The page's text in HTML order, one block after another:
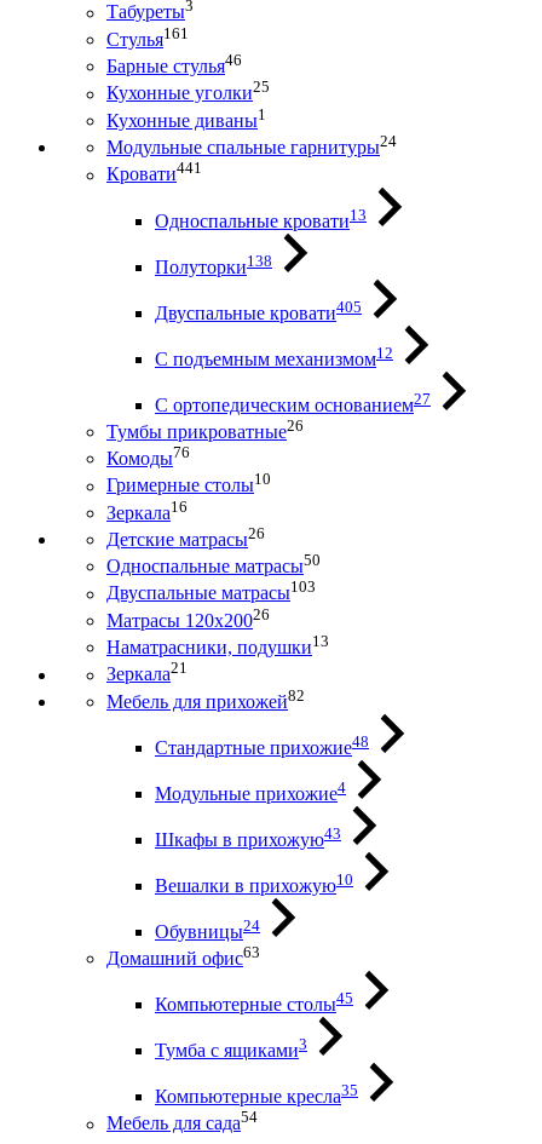
Табуреты3
Стулья161
Барные стулья46
Кухонные уголки25
Кухонные диваны1
Модульные спальные гарнитуры24
Кровати441
Односпальные кровати13
Полуторки138
Двуспальные кровати405
С подъемным механизмом12
С ортопедическим основанием27
Тумбы прикроватные26
Комоды76
Гримерные столы10
Зеркала16
Детские матрасы26
Односпальные матрасы50
Двуспальные матрасы103
Матрасы 120х20026
Наматрасники, подушки13
Зеркала21
Мебель для прихожей82
Стандартные прихожие48
Модульные прихожие4
Шкафы в прихожую43
Вешалки в прихожую10
Обувницы24
Домашний офис63
Компьютерные столы45
Тумба с ящиками3
Компьютерные кресла35
Мебель для сада54